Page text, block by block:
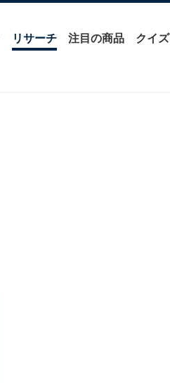
リサーチ 注目の商品 クイズ